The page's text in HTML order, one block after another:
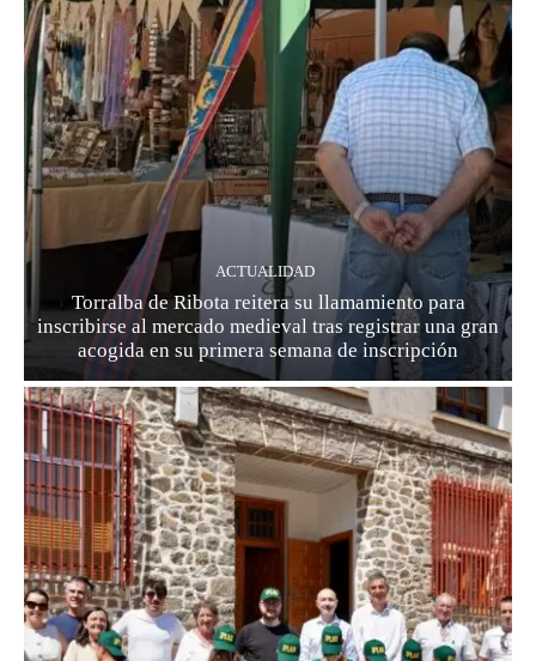
ACTUALIDAD
Torralba de Ribota reitera su llamamiento para
inscribirse al mercado medieval tras registrar una gran
acogida en su primera semana de inscripción